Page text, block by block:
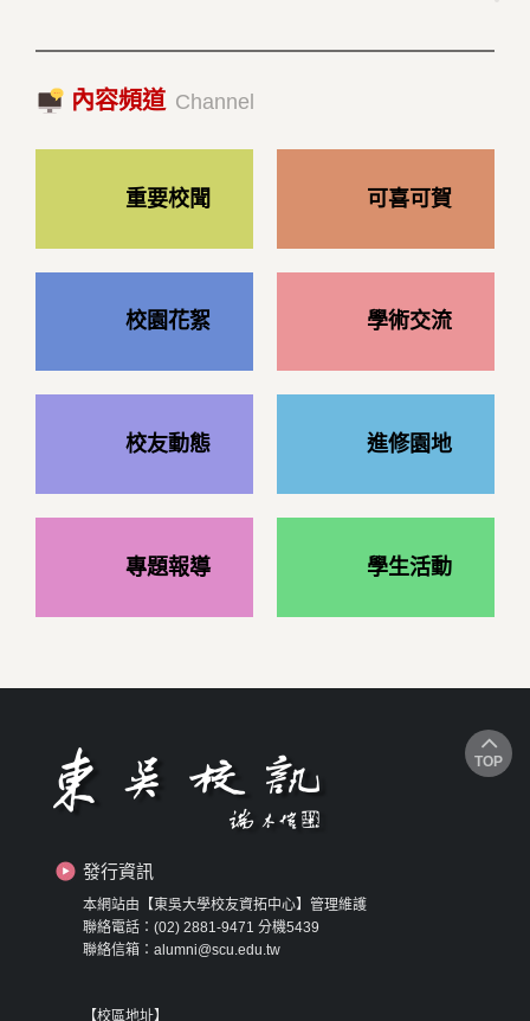
2023/10/18|推薦閱讀
內容頻道 Channel
重要校聞 可喜可賀
校園花絮 學術交流
校友動態 進修園地
專題報導 學生活動
發行資訊
本網站由【東吳大學校友資拓中心】管理維護
聯絡電話：(02) 2881-9471 分機5439
聯絡信箱：alumni@scu.edu.tw
【校區地址】
TOP